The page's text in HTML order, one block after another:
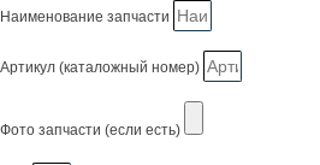
Наименование запчасти
Артикул (каталожный номер)
Фото запчасти (если есть)